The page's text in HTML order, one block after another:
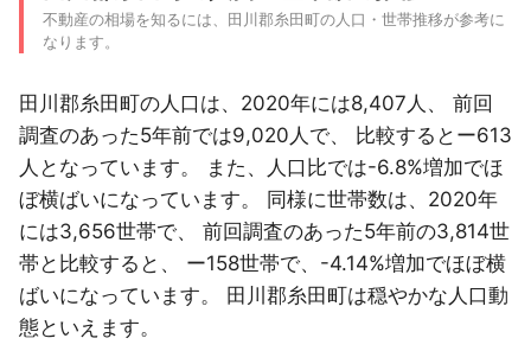
不動産の相場を知るには、田川郡糸田町の人口・世帯推移が参考に
なります。
田川郡糸田町の人口は、2020年には8,407人、 前回
調査のあった5年前では9,020人で、 比較するとー613
人となっています。 また、人口比では-6.8%増加でほ
ぼ横ばいになっています。 同様に世帯数は、2020年
には3,656世帯で、 前回調査のあった5年前の3,814世
帯と比較すると、 ー158世帯で、-4.14%増加でほぼ横
ばいになっています。 田川郡糸田町は穏やかな人口動
態といえます。